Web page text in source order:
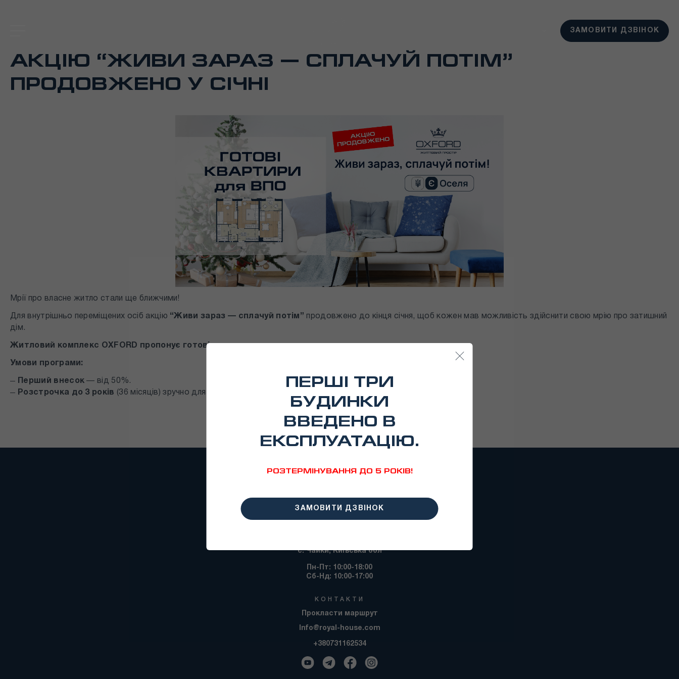
ЗАМОВИТИ ДЗВІНОК
АКЦІЮ “ЖИВИ ЗАРАЗ — СПЛАЧУЙ ПОТІМ”
ПРОДОВЖЕНО У СІЧНІ
Мрії про власне житло стали ще ближчими!
Для внутрішньо переміщених осіб акцію “Живи зараз — сплачуй потім” продовжено до кінця січня, щоб кожен мав можливість здійснити свою мрію про затишний
дім.
Житловий комплекс OXFORD пропонує готові квартири з ремонтом.
Умови програми:
Перший внесок — від 50%.
Розстрочка до 3 років (36 місяців) зручно для вашого бюджету.
с. Чайки, Київська обл
Пн-Пт: 10:00-18:00
Сб-Нд: 10:00-17:00
КОНТАКТИ
Прокласти маршрут
Info@royal-house.com
+380731162534
ПЕРШІ ТРИ
БУДИНКИ
ВВЕДЕНО В
ЕКСПЛУАТАЦІЮ.
РОЗТЕРМІНУВАННЯ ДО 5 РОКІВ!
ЗАМОВИТИ ДЗВІНОК